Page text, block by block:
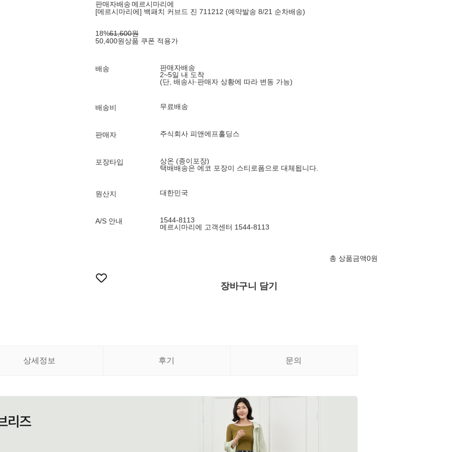
판매자배송메르시마리에
[메르시마리에] 백패치 커브드 진 711212 (예약발송 8/21 순차배송)
18%61,600원
50,400원상품 쿠폰 적용가
배송
판매자배송
2~5일 내 도착
(단, 배송사·판매자 상황에 따라 변동 가능)
배송비 무료배송
판매자 주식회사 피앤에프홀딩스
포장타입
상온 (종이포장)
택배배송은 에코 포장이 스티로폼으로 대체됩니다.
원산지 대한민국
A/S 안내
1544-8113
메르시마리에 고객센터 1544-8113
총 상품금액0원
장바구니 담기
상세정보 후기 문의